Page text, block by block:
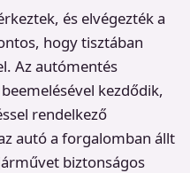
és elvégezték a
hogy tisztában
Az autómentés
kezdődik,
rendelkező
autó a forgalomban állt
biztonságos